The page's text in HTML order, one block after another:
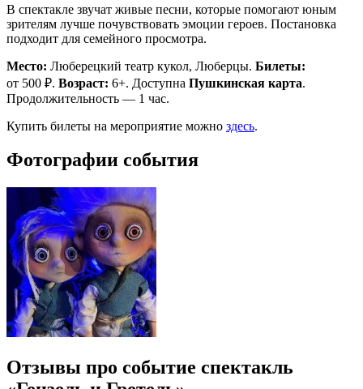
В спектакле звучат живые песни, которые помогают юным
зрителям лучше почувствовать эмоции героев. Постановка
подходит для семейного просмотра.
Место: Люберецкий театр кукол, Люберцы. Билеты:
от 500 ₽. Возраст: 6+. Доступна Пушкинская карта.
Продолжительность — 1 час.
Купить билеты на мероприятие можно здесь.
Фотографии события
Отзывы про событие спектакль